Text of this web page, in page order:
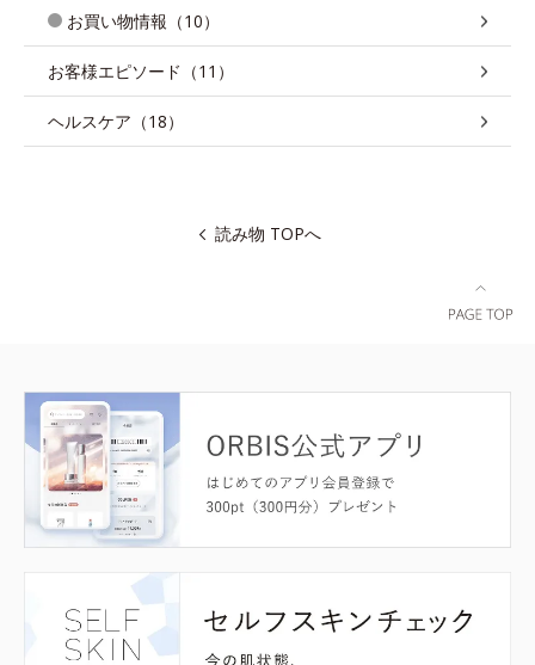
お買い物情報（10）
お客様エピソード（11）
ヘルスケア（18）
読み物 TOPへ